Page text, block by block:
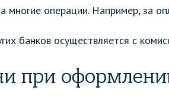
многие операции. Например, за
банков осуществляется с
при